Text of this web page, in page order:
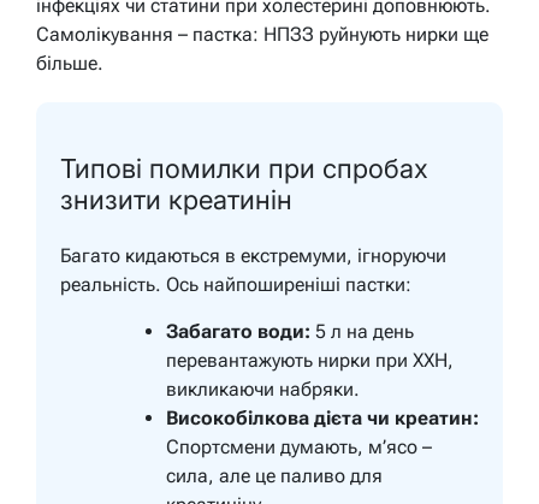
інфекціях чи статини при холестерині доповнюють.
Самолікування – пастка: НПЗЗ руйнують нирки ще
більше.
Типові помилки при спробах
знизити креатинін
Багато кидаються в екстремуми, ігноруючи
реальність. Ось найпоширеніші пастки:
Забагато води: 5 л на день
перевантажують нирки при ХХН,
викликаючи набряки.
Високобілкова дієта чи креатин:
Спортсмени думають, м’ясо –
сила, але це паливо для